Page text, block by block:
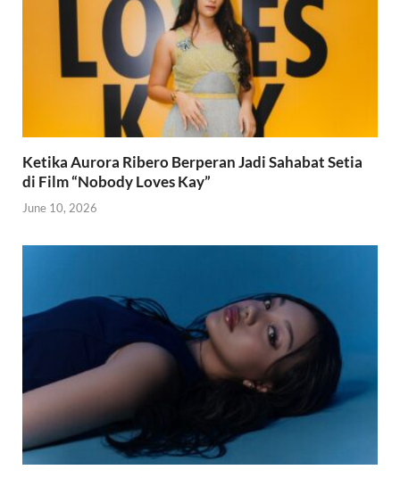
Ketika Aurora Ribero Berperan Jadi Sahabat Setia
di Film “Nobody Loves Kay”
June 10, 2026